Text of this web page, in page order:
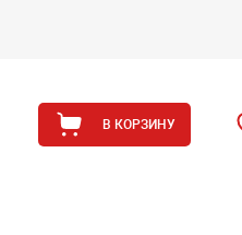
В КОРЗИНУ